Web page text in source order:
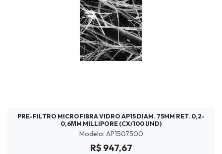
PRE-FILTRO MICROFIBRA VIDRO AP15 DIAM. 75MM RET. 0,2-
0,6ΜM MILLIPORE (CX/100 UND)
Modelo: AP1507500
R$ 947,67